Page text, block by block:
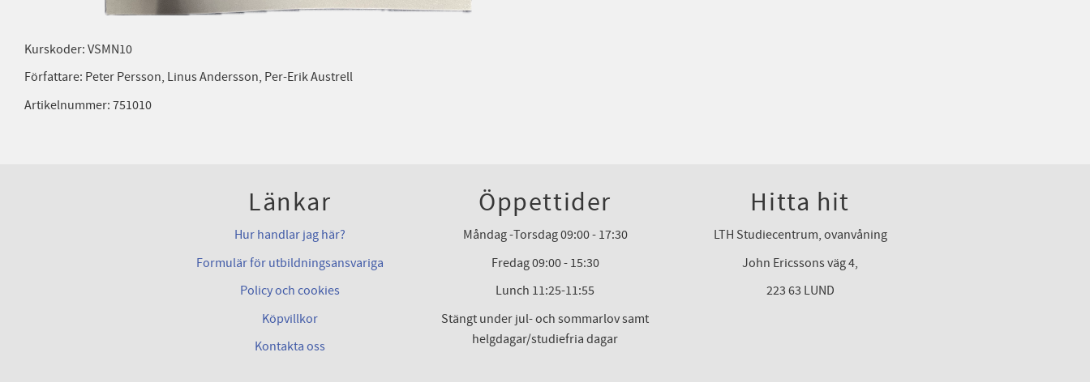
Kurskoder: VSMN10
Författare: Peter Persson, Linus Andersson, Per-Erik Austrell
Artikelnummer: 751010
Länkar
Hur handlar jag här?
Formulär för utbildningsansvariga
Policy och cookies
Köpvillkor
Kontakta oss
Öppettider
Måndag -Torsdag 09:00 - 17:30
Fredag 09:00 - 15:30
Lunch 11:25-11:55
Stängt under jul- och sommarlov samt
helgdagar/studiefria dagar
Hitta hit
LTH Studiecentrum, ovanvåning
John Ericssons väg 4,
223 63 LUND